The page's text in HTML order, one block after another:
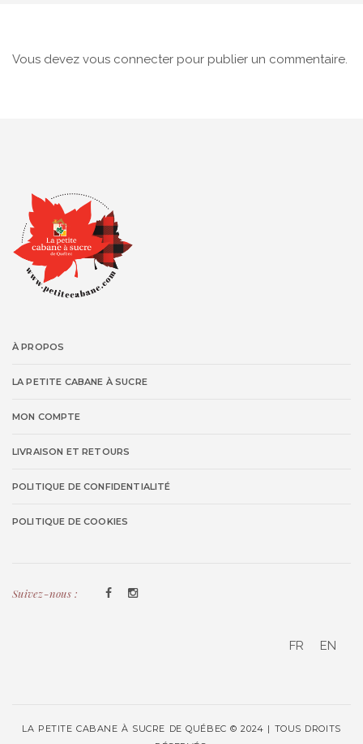
Vous devez vous connecter pour publier un commentaire.
À PROPOS
LA PETITE CABANE À SUCRE
MON COMPTE
LIVRAISON ET RETOURS
POLITIQUE DE CONFIDENTIALITÉ
POLITIQUE DE COOKIES
Suivez-nous :
FR EN
LA PETITE CABANE À SUCRE DE QUÉBEC © 2024 | TOUS DROITS